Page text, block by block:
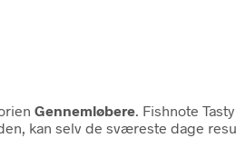
Gennemløbere . Fishnote
kan selv de sværeste dage